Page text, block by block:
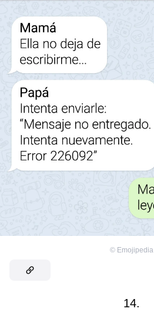
© Emojipedia
14.